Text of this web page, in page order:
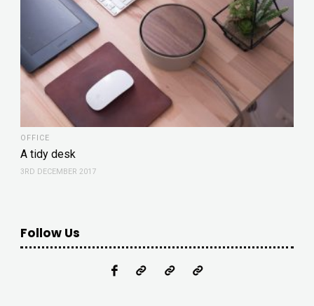
OFFICE
A tidy desk
3RD DECEMBER 2017
Follow Us